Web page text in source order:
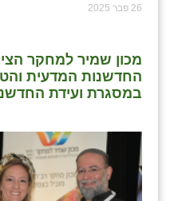
26 פבר 2025
מכון שמיר למחקר
החדשנות המדעית
במסגרת ועידת